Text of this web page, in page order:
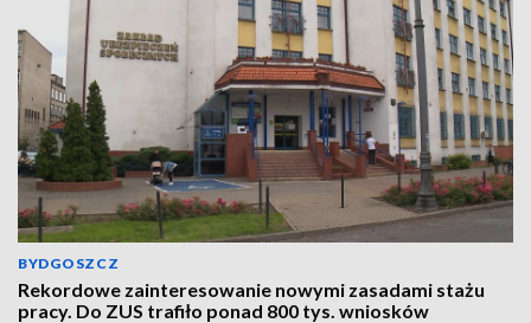
BYDGOSZCZ
Rekordowe zainteresowanie nowymi zasadami stażu
pracy. Do ZUS trafiło ponad 800 tys. wniosków